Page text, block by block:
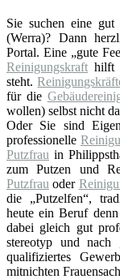
Sie suchen eine gut
(Werra)? Dann
Portal. Eine „gute
Reinigungskraft hilft
steht.
für die
wollen) selbst nicht
Oder Sie sind
professionelle
Putzfrau in
zum Putzen und
Putzfrau oder
die „Putzelfen“,
heute ein Beruf
dabei gleich gut
stereotyp und nach
qualifiziertes
mitnichten